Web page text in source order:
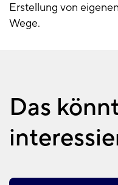
Erstellung von
Wege.
Das